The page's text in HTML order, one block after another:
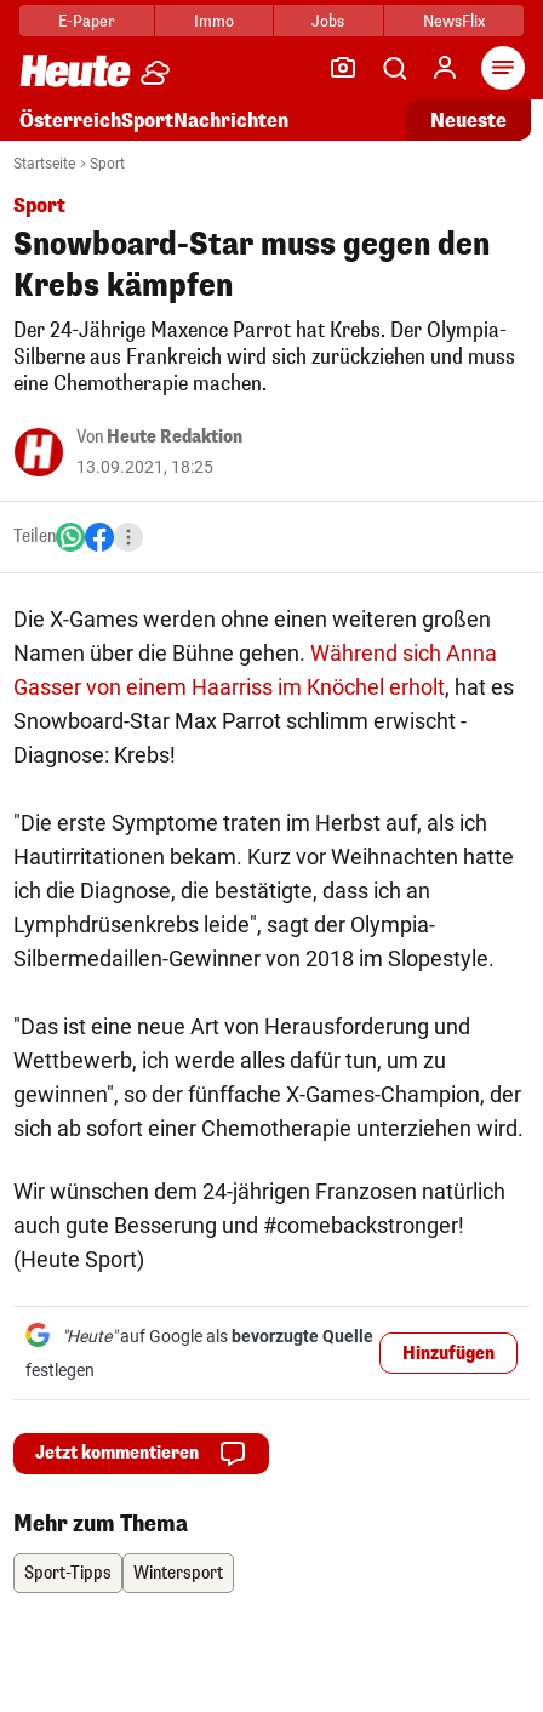
E-Paper Immo Jobs NewsFlix
ÖsterreichSportNachrichten Neueste
Startseite Sport
Sport
Snowboard-Star muss gegen den
Krebs kämpfen
Der 24-Jährige Maxence Parrot hat Krebs. Der Olympia-
Silberne aus Frankreich wird sich zurückziehen und muss
eine Chemotherapie machen.
Von Heute Redaktion
13.09.2021, 18:25
Teilen
Die X-Games werden ohne einen weiteren großen
Namen über die Bühne gehen. Während sich Anna
Gasser von einem Haarriss im Knöchel erholt, hat es
Snowboard-Star Max Parrot schlimm erwischt -
Diagnose: Krebs!
"Die erste Symptome traten im Herbst auf, als ich
Hautirritationen bekam. Kurz vor Weihnachten hatte
ich die Diagnose, die bestätigte, dass ich an
Lymphdrüsenkrebs leide", sagt der Olympia-
Silbermedaillen-Gewinner von 2018 im Slopestyle.
"Das ist eine neue Art von Herausforderung und
Wettbewerb, ich werde alles dafür tun, um zu
gewinnen", so der fünffache X-Games-Champion, der
sich ab sofort einer Chemotherapie unterziehen wird.
Wir wünschen dem 24-jährigen Franzosen natürlich
auch gute Besserung und #comebackstronger!
(Heute Sport)
"Heute"auf Google als bevorzugte Quelle
festlegen
Hinzufügen
Jetzt kommentieren
Mehr zum Thema
Sport-Tipps Wintersport